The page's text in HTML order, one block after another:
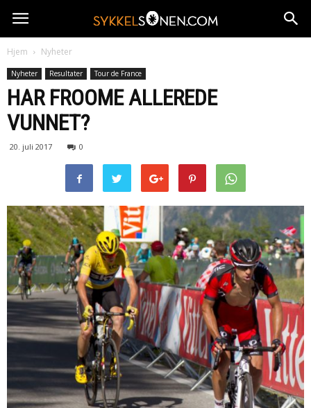
Hjem Nyheter
Nyheter Resultater Tour de France
HAR FROOME ALLEREDE
VUNNET?
20. juli 2017 0